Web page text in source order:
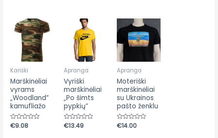
Kariški
Marškinėliai
vyrams
„Woodland”
kamufliažo
Įvertinimas:
€9.08
Apranga
Vyriški
marškinėliai
„Po šimts
pypkių”
Įvertinimas:
€13.49
Apranga
Moteriški
marškinėliai
su Ukrainos
pašto ženklu
Įvertinimas:
€14.00